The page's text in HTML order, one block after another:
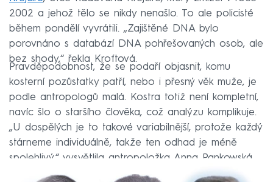
2002 a jehož tělo se nikdy nenašlo. To ale policisté
během pondělí vyvrátili. „Zajištěné DNA bylo
porovnáno s databází DNA pohřešovaných osob, ale
bez shody,“ řekla Kroftová.
Pravděpodobnost, že se podaří objasnit, komu
kosterní pozůstatky patří, nebo i přesný věk muže, je
podle antropologů malá. Kostra totiž není kompletní,
navíc šlo o staršího člověka, což analýzu komplikuje.
„U dospělých je to takové variabilnější, protože každý
stárneme individuálně, takže ten odhad je méně
spolehlivý,“ vysvětlila antropoložka Anna Pankowská.